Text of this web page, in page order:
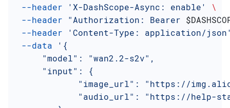
--header 'X-DashScope-Async: enable'
\
--header "Authorization: Bearer
--header 'Content-Type: application/
--data '{
     "model": "wan2.2-s2v",
     "input": {
"image_url": "https://
"audio_url": "https://help-